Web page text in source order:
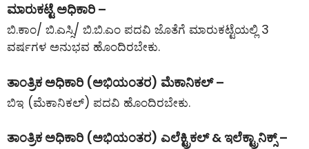
ಮಾರುಕಟ್ಟೆ ಅಧಿಕಾರಿ –
ಬಿ.ಕಾಂ/ ಬಿ.ಎಸ್ಸಿ/ ಬಿ.ಬಿ.ಎಂ ಪದವಿ ಜೊತೆಗೆ ಮಾರುಕಟ್ಟೆಯಲ್ಲಿ 3
ವರ್ಷಗಳ ಅನುಭವ ಹೊಂದಿರಬೇಕು.
ತಾಂತ್ರಿಕ ಅಧಿಕಾರಿ (ಅಭಿಯಂತರ) ಮೆಕಾನಿಕಲ್ –
ಬಿಇ (ಮೆಕಾನಿಕಲ್) ಪದವಿ ಹೊಂದಿರಬೇಕು.
ತಾಂತ್ರಿಕ ಅಧಿಕಾರಿ (ಅಭಿಯಂತರ) ಎಲೆಕ್ಟ್ರಿಕಲ್ & ಇಲೆಕ್ಟ್ರಾನಿಕ್ಸ್ –